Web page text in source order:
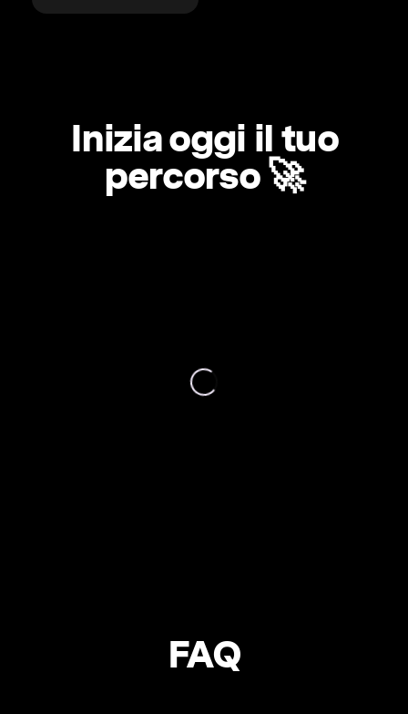
Inizia oggi il tuo
percorso 🚀
FAQ